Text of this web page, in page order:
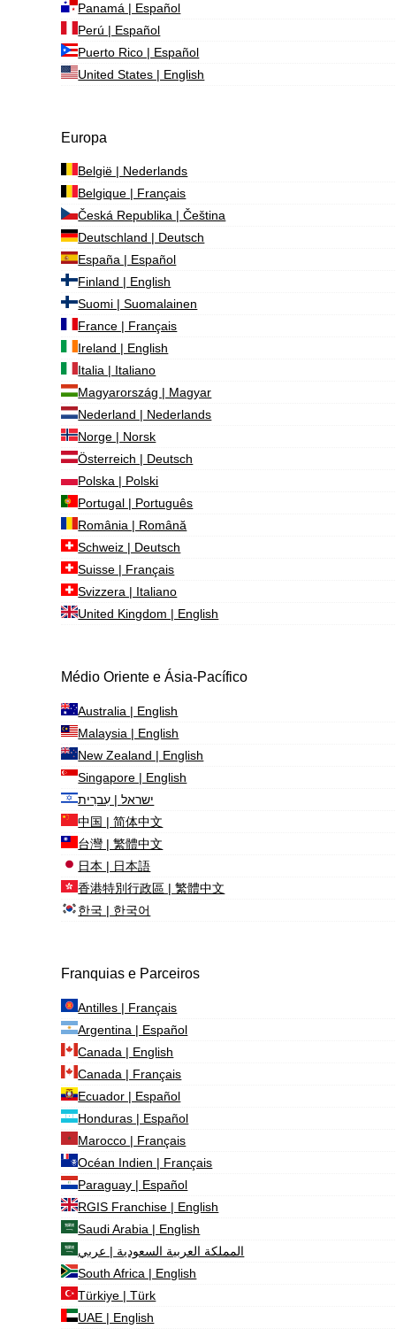
Panamá | Español
Perú | Español
Puerto Rico | Español
United States | English
Europa
België | Nederlands
Belgique | Français
Česká Republika | Čeština
Deutschland | Deutsch
España | Español
Finland | English
Suomi | Suomalainen
France | Français
Ireland | English
Italia | Italiano
Magyarország | Magyar
Nederland | Nederlands
Norge | Norsk
Österreich | Deutsch
Polska | Polski
Portugal | Português
România | Română
Schweiz | Deutsch
Suisse | Français
Svizzera | Italiano
United Kingdom | English
Médio Oriente e Ásia-Pacífico
Australia | English
Malaysia | English
New Zealand | English
Singapore | English
ישראל | עִברִית
中国 | 简体中文
台灣 | 繁體中文
日本 | 日本語
香港特別行政區 | 繁體中文
한국 | 한국어
Franquias e Parceiros
Antilles | Français
Argentina | Español
Canada | English
Canada | Français
Ecuador | Español
Honduras | Español
Marocco | Français
Océan Indien | Français
Paraguay | Español
RGIS Franchise | English
Saudi Arabia | English
المملكة العربية السعودية | عربي
South Africa | English
Türkiye | Türk
UAE | English